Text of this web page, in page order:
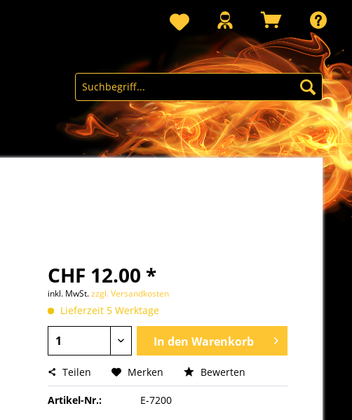
CHF 12.00 *
inkl. MwSt.zzgl. Versandkosten
Lieferzeit 5 Werktage
In den Warenkorb
Teilen Merken Bewerten
Artikel-Nr.: E-7200